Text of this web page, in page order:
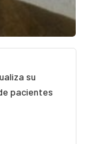
su
pacientes